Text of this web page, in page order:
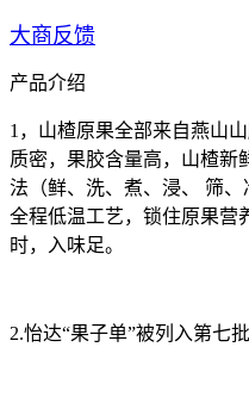
大商反馈
产品介绍
1，山楂原果全部来自燕山
质密，果胶含量高，山楂新
法（鲜、洗、煮、浸、 筛、
全程低温工艺，锁住原果营
时，入味足。
2.怡达“果子单”被列入第七